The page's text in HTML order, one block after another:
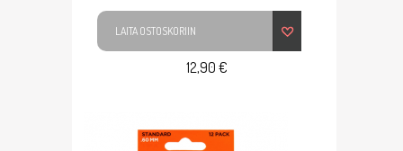
LAITA OSTOSKORIIN
12,90 €